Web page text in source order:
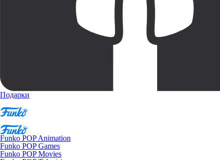
Подарки
Funko POP Animation
Funko POP Games
Funko POP Movies